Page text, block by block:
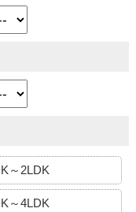
～2LDK
～4LDK